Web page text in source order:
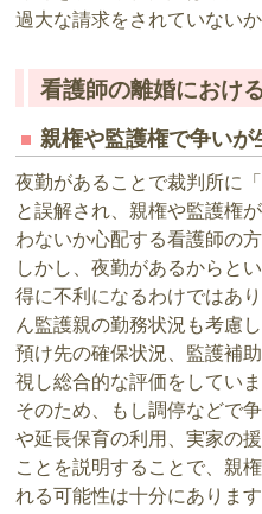
過大な請求をされていない
看護師の離婚におけ
親権や監護権で争いが
夜勤があることで裁判所に
と誤解され、親権や監護権
わないか心配する看護師の
しかし、夜勤があるからと
得に不利になるわけではあ
ん監護親の勤務状況も考慮
預け先の確保状況、監護補
視し総合的な評価をしていま
そのため、もし調停などで
や延長保育の利用、実家の
ことを説明することで、親
れる可能性は十分にあります